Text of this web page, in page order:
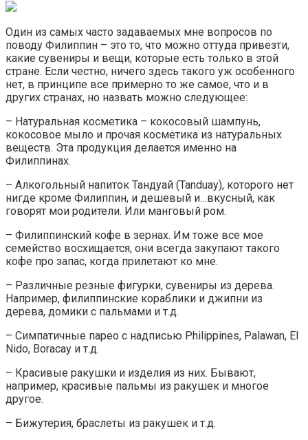
Один из самых часто задаваемых мне вопросов по
поводу Филиппин – это то, что можно оттуда привезти,
какие сувениры и вещи, которые есть только в этой
стране. Если честно, ничего здесь такого уж особенного
нет, в принципе все примерно то же самое, что и в
других странах, но назвать можно следующее:
– Натуральная косметика – кокосовый шампунь,
кокосовое мыло и прочая косметика из натуральных
веществ. Эта продукция делается именно на
Филиппинах.
– Алкогольный напиток Тандуай (Tanduay), которого нет
нигде кроме Филиппин, и дешевый и…вкусный, как
говорят мои родители. Или манговый ром.
– Филиппинский кофе в зернах. Им тоже все мое
семейство восхищается, они всегда закупают такого
кофе про запас, когда прилетают ко мне.
– Различные резные фигурки, сувениры из дерева.
Например, филиппинские кораблики и джипни из
дерева, домики с пальмами и т.д.
– Симпатичные парео с надписью Philippines, Palawan, El
Nido, Boracay и т.д.
– Красивые ракушки и изделия из них. Бывают,
например, красивые пальмы из ракушек и многое
другое.
– Бижутерия, браслеты из ракушек и т.д.